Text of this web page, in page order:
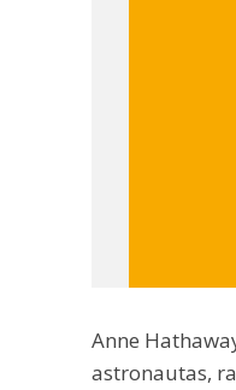
Anne
astronautas,